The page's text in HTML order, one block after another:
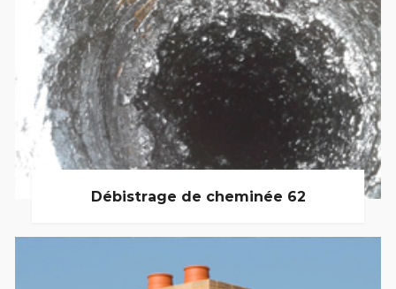
Débistrage de cheminée 62